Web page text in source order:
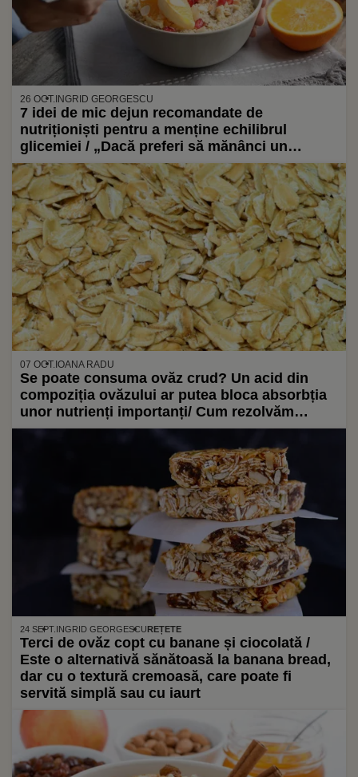
26 OCT. INGRID GEORGESCU
7 idei de mic dejun recomandate de
nutriționiști pentru a menține echilibrul
glicemiei / „Dacă preferi să mănânci un
sandviș dimineața, e perfect atât timp cât e o
masă echilibrată”
07 OCT. IOANA RADU
Se poate consuma ovăz crud? Un acid din
compoziția ovăzului ar putea bloca absorbția
unor nutrienți importanți/ Cum rezolvăm
această problemă
24 SEPT. INGRID GEORGESCU REȚETE
Terci de ovăz copt cu banane și ciocolată /
Este o alternativă sănătoasă la banana bread,
dar cu o textură cremoasă, care poate fi
servită simplă sau cu iaurt